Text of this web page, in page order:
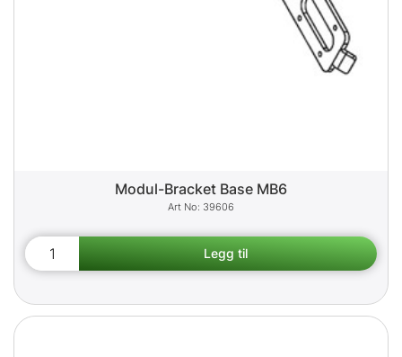
Modul-Bracket Base MB6
39606